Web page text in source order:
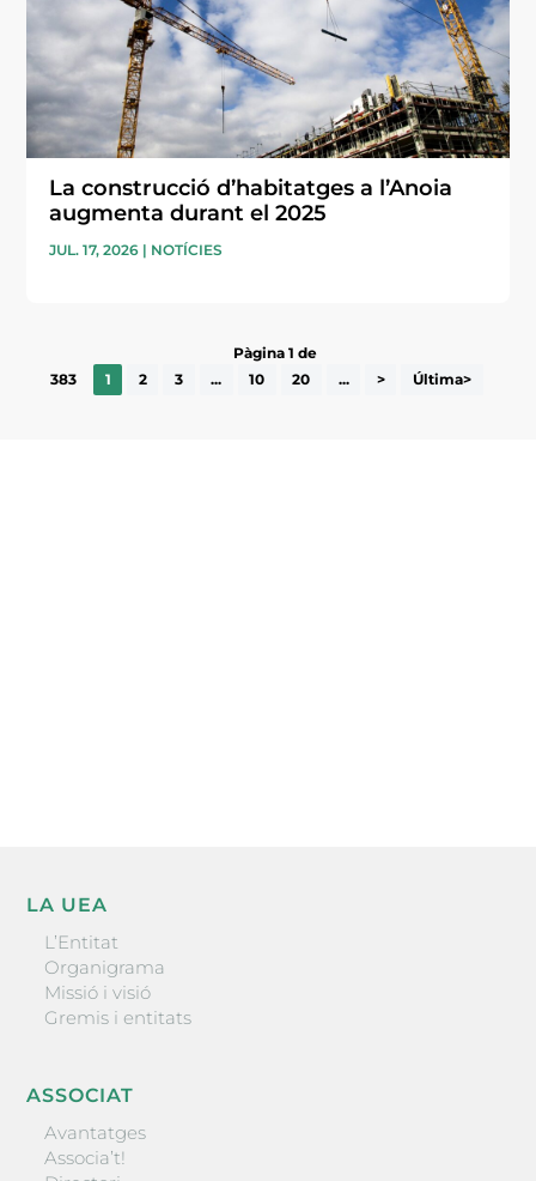
La construcció d’habitatges a l’Anoia
augmenta durant el 2025
JUL. 17, 2026 | NOTÍCIES
Pàgina 1 de
383
1 2 3 ... 10 20 ... > Última>
LA UEA
L’Entitat
Organigrama
Missió i visió
Gremis i entitats
ASSOCIAT
Avantatges
Associa’t!